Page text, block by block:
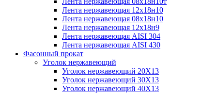
Лента нержавеющая 12х18н10
Лента нержавеющая 08х18н10
Лента нержавеющая 12х18н9
Лента нержавеющая AISI 304
Лента нержавеющая AISI 430
Фасонный прокат
Уголок нержавеющий
Уголок нержавеющий 20Х13
Уголок нержавеющий 30Х13
Уголок нержавеющий 40Х13